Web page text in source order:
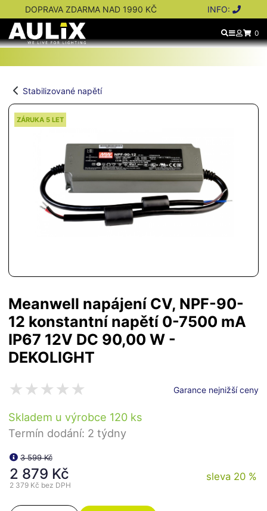
DOPRAVA ZDARMA NAD 1990 KČ INFO:
0
Stabilizované napětí
Meanwell napájení CV, NPF-90-
12 konstantní napětí 0-7500 mA
IP67 12V DC 90,00 W -
DEKOLIGHT
Garance nejnižší ceny
ZÁRUKA 5 LET
Skladem u výrobce 120 ks
Termín dodání: 2 týdny
sleva 20 %
3 599 Kč
2 879 Kč
2 379 Kč bez DPH